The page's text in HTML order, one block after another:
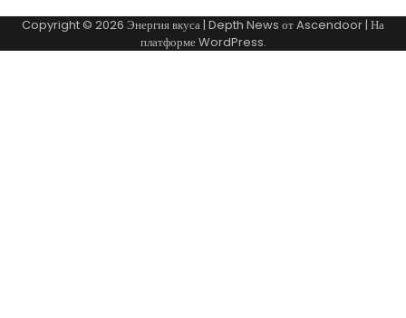
Copyright © 2026 Энергия вкуса| Depth News отAscendoor| На
платформеWordPress.